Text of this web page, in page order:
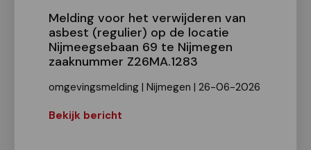
Melding voor het verwijderen van
asbest (regulier) op de locatie
Nijmeegsebaan 69 te Nijmegen
zaaknummer Z26MA.1283
omgevingsmelding | Nijmegen | 26-06-2026
Bekijk bericht